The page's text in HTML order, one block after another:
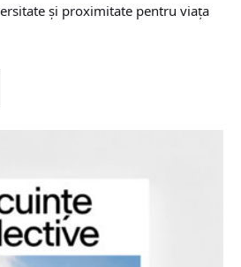
şi proximitate pentru viaţa